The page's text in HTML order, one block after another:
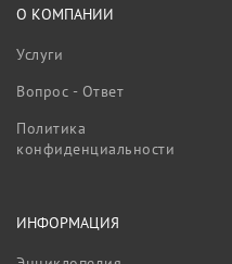
О КОМПАНИИ
Услуги
Вопрос - Ответ
Политика
конфиденциальности
ИНФОРМАЦИЯ